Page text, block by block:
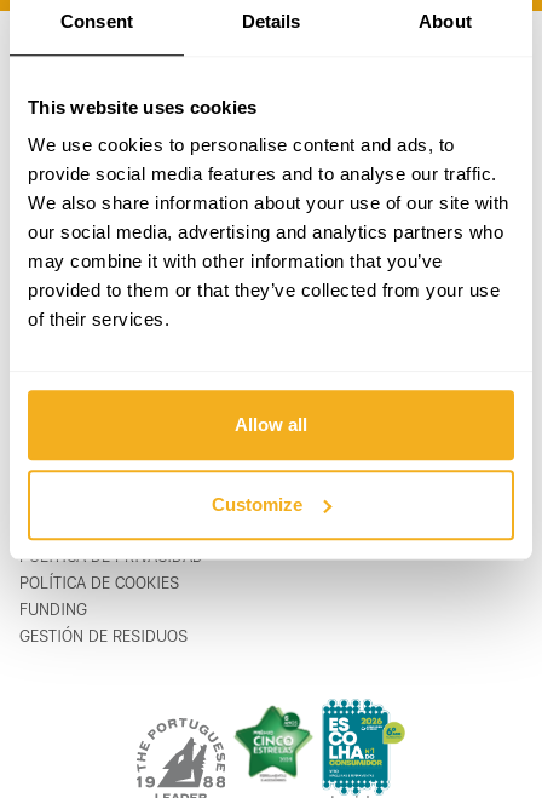
Consent Details About
This website uses cookies
We use cookies to personalise content and ads, to
provide social media features and to analyse our traffic.
We also share information about your use of our site with
our social media, advertising and analytics partners who
may combine it with other information that you’ve
provided to them or that they’ve collected from your use
of their services.
Allow all
Customize
PRODUCTOS
APOYO & SERVICIO
SOBRE
CATÁLOGOS
FAQ
CONTACTOS
FORMULARIO DE CONTACTO
POLÍTICA DE PRIVACIDAD
POLÍTICA DE COOKIES
FUNDING
GESTIÓN DE RESIDUOS
novedades, promociones y campañas de VITO.
SUBSCRIBIR